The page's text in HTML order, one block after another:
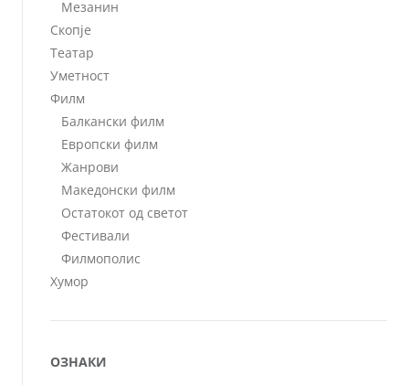
Мезанин
Скопје
Театар
Уметност
Филм
Балкански филм
Европски филм
Жанрови
Македонски филм
Остатокот од светот
Фестивали
Филмополис
Хумор
ОЗНАКИ